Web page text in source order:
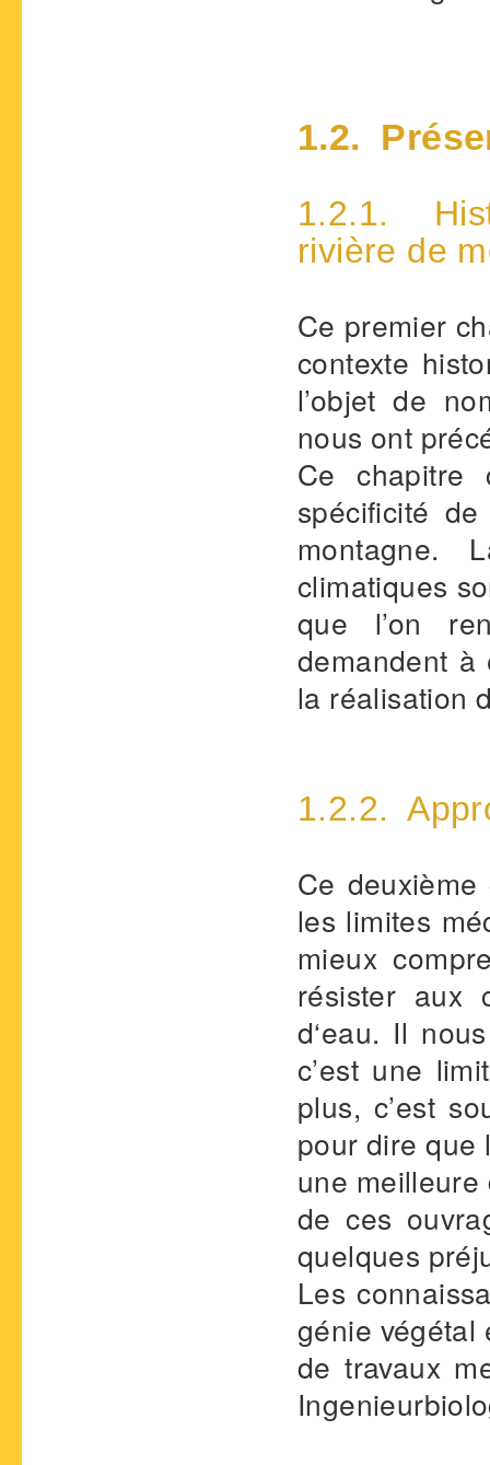
1.2.
1.2.1.
rivière de
Ce premier
contexte
l’objet de
nous ont
Ce chapitre
spécificité
montagne.
climatiques
que l’on
demandent à
la réalisation
1.2.2.
Ce
les limites
mieux
résister aux
d‘eau. Il
c’est une
plus, c’est
pour dire que
une
de ces
quelques
Les
génie végétal
de travaux